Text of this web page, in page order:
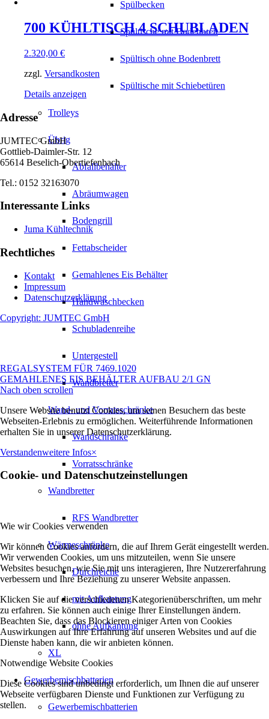
Spülbecken
Spültische mit Bodenbrett
Spültisch ohne Bodenbrett
Spültische mit Schiebetüren
Trolleys
Übrig
Abfallbehälter
Abräumwagen
Bodengrill
Fettabscheider
Gemahlenes Eis Behälter
Handwaschbecken
Schubladenreihe
Untergestell
Wandbretter
Wand- und Vorratsschränke
Wandschränke
Vorratsschränke
Wandbretter
RFS Wandbretter
Wärmeschränke
Durchreiche
mit Aufkantung
ohne Aufkantung
XL
Gewerbemischbatterien
Gewerbemischbatterien
700 KÜHLTISCH 4 SCHUBLADEN
2.320,00 €
zzgl. Versandkosten
Details anzeigen
Adresse
JUMTEC GmbH
Gottlieb-Daimler-Str. 12
65614 Beselich-Obertiefenbach
Tel.: 0152 32163070
Interessante Links
Juma Kühltechnik
Rechtliches
Kontakt
Impressum
Datenschutzerklärung
Copyright: JUMTEC GmbH
REGALSYSTEM FÜR 7469.1020
GEMAHLENES EIS BEHÄLTER AUFBAU 2/1 GN
Nach oben scrollen
Unsere Website benutzt Cookies, um seinen Besuchern das beste
Webseiten-Erlebnis zu ermöglichen. Weiterführende Informationen
erhalten Sie in unserer Datenschutzerklärung.
Verstandenweitere Infos×
Cookie- und Datenschutzeinstellungen
Wie wir Cookies verwenden
Wir können Cookies anfordern, die auf Ihrem Gerät eingestellt werden.
Wir verwenden Cookies, um uns mitzuteilen, wenn Sie unsere
Websites besuchen, wie Sie mit uns interagieren, Ihre Nutzererfahrung
verbessern und Ihre Beziehung zu unserer Website anpassen.
Klicken Sie auf die verschiedenen Kategorienüberschriften, um mehr
zu erfahren. Sie können auch einige Ihrer Einstellungen ändern.
Beachten Sie, dass das Blockieren einiger Arten von Cookies
Auswirkungen auf Ihre Erfahrung auf unseren Websites und auf die
Dienste haben kann, die wir anbieten können.
Notwendige Website Cookies
Diese Cookies sind unbedingt erforderlich, um Ihnen die auf unserer
Webseite verfügbaren Dienste und Funktionen zur Verfügung zu
stellen.